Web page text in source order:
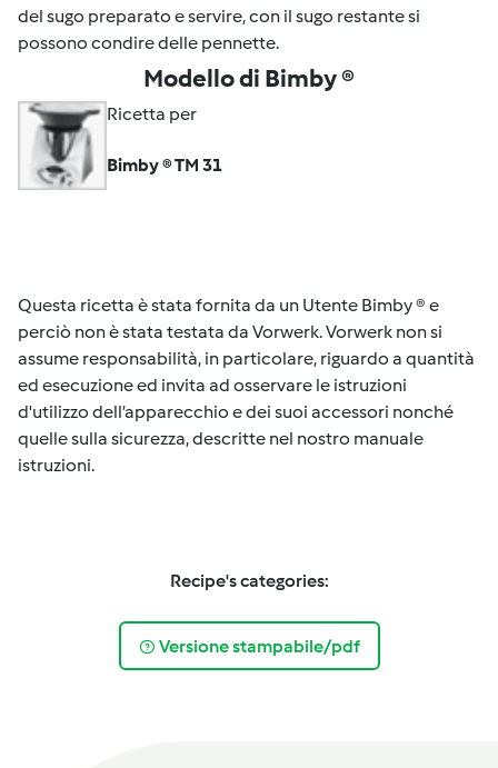
del sugo preparato e servire, con il sugo restante si
possono condire delle pennette.
Modello di Bimby ®
Ricetta per
Bimby ® TM 31
Questa ricetta è stata fornita da un Utente Bimby ® e
perciò non è stata testata da Vorwerk. Vorwerk non si
assume responsabilità, in particolare, riguardo a quantità
ed esecuzione ed invita ad osservare le istruzioni
d'utilizzo dell’apparecchio e dei suoi accessori nonché
quelle sulla sicurezza, descritte nel nostro manuale
istruzioni.
Recipe's categories:
Versione stampabile/pdf